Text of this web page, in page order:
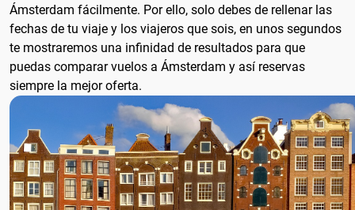
Ámsterdam fácilmente. Por ello, solo debes de rellenar las
fechas de tu viaje y los viajeros que sois, en unos segundos
te mostraremos una infinidad de resultados para que
puedas comparar vuelos a Ámsterdam y así reservas
siempre la mejor oferta.